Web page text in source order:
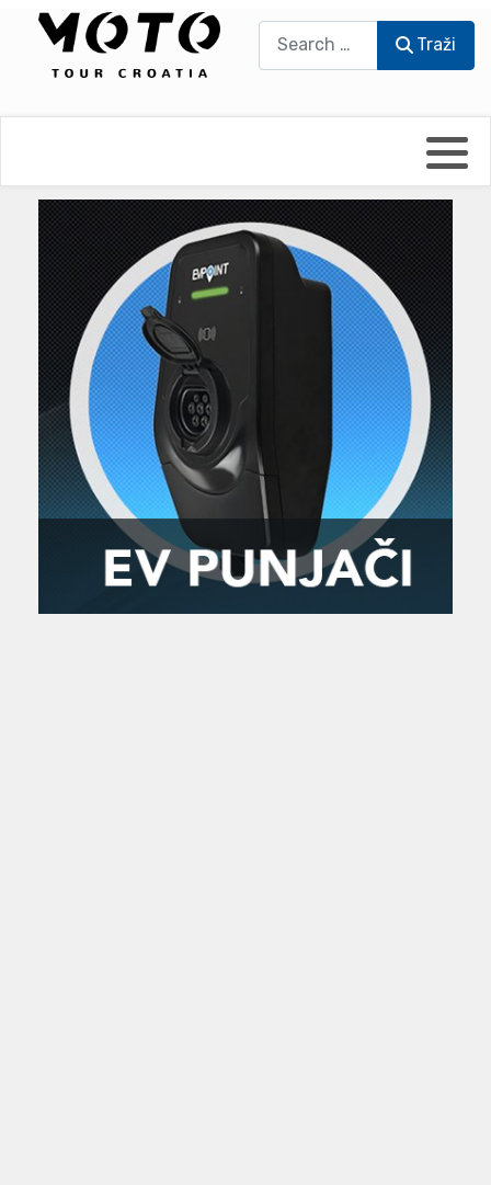
Traži
UmPaDrum
Moto servisi
Impressum
Damir Žerić - ELPASSO
Dario Dinter - Moto TOZ
Igor Kreč - UmPaDrum
Igor Kukec Brmbi
Slaven Gajdek
MTC - Moto Tour Croatia
Moto putopisi
Vikend vožnje
Zanimljivost
Najave i noviteti